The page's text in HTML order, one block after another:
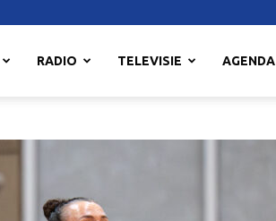
RADIO TELEVISIE AGENDA